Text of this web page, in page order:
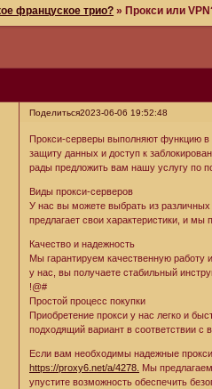
француское трио? »Прокси или
Поделиться2023-06-06 19:52:48
Прокси-серверы выполняют функцию в
защиту данных и доступ к
рады предложить вам нашу услугу по
Виды прокси-серверов
У нас вы можете выбрать из
предлагает свои характеристики, и
Качество и надежность
Мы гарантируем качественную работу
у нас, вы получаете стабильный
!@#
Простой процесс покупки
Приобретение прокси у нас легко и
подходящий вариант в соответствии
Если вам необходимы надежные
https://proxy6.net/a/4278. Мы
упустите возможность обеспечить